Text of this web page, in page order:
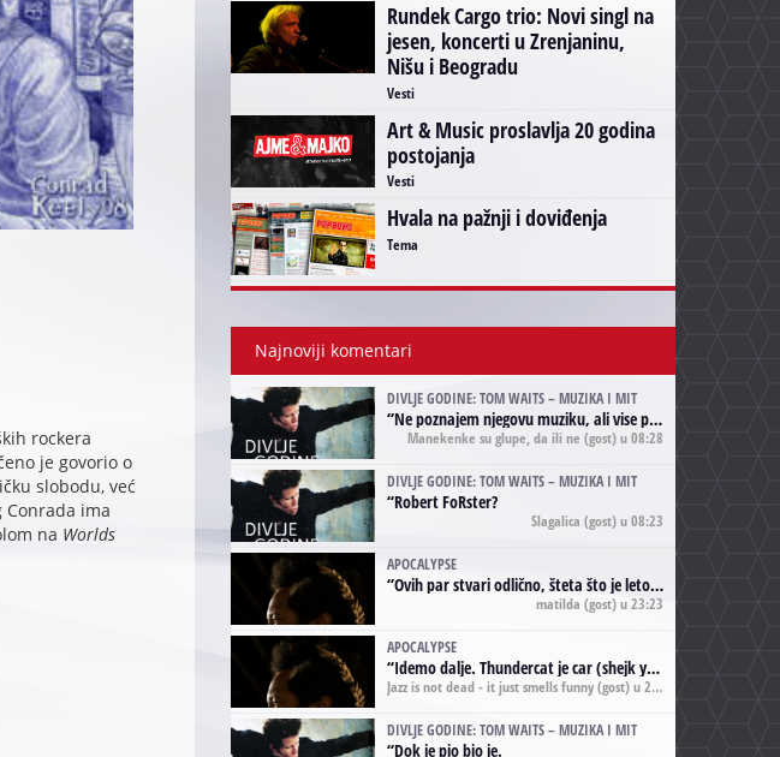
rockera
je govorio o
slobodu, već
ima
na Worlds
Rundek Cargo trio: Novi singl na
jesen, koncerti u Zrenjaninu,
Nišu i Beogradu
Vesti
Art & Music proslavlja 20 godina
postojanja
Vesti
Hvala na pažnji i doviđenja
Tema
Najnoviji komentari
DIVLJE GODINE: TOM WAITS – MUZIKA I MIT
“Ne poznajem njegovu muziku, ali vise puta nego sto sam to zazeleo gledao sam njegove umjetnicke slike na raznim stranama interneta. Te stoga zakljucujem da je Tom Waits Lady Gaga muzike namrstenih, ma
Manekenke su glupe, da ili ne (gost) u 08:28
DIVLJE GODINE: TOM WAITS – MUZIKA I MIT
“Robert FoRster?
Slagalica (gost) u 08:23
APOCALYPSE
“Ovih par stvari odlično, šteta što je leto pri kraju, a kaput koji te vervoatno podseća na pirotski ćilim je iz tradicije Navaho indijanaca ;)
matilda (gost) u 23:23
APOCALYPSE
“Idemo dalje. Thundercat je car (shejk yerbuti )!
Jazz is not dead - it just smells funny(gost) u 20:11
DIVLJE GODINE: TOM WAITS – MUZIKA I MIT
“Dok je pio bio je.